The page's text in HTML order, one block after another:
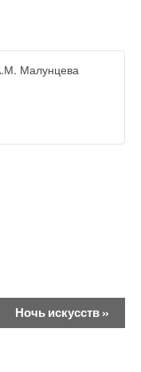
Малунцева
Ночь искусств »